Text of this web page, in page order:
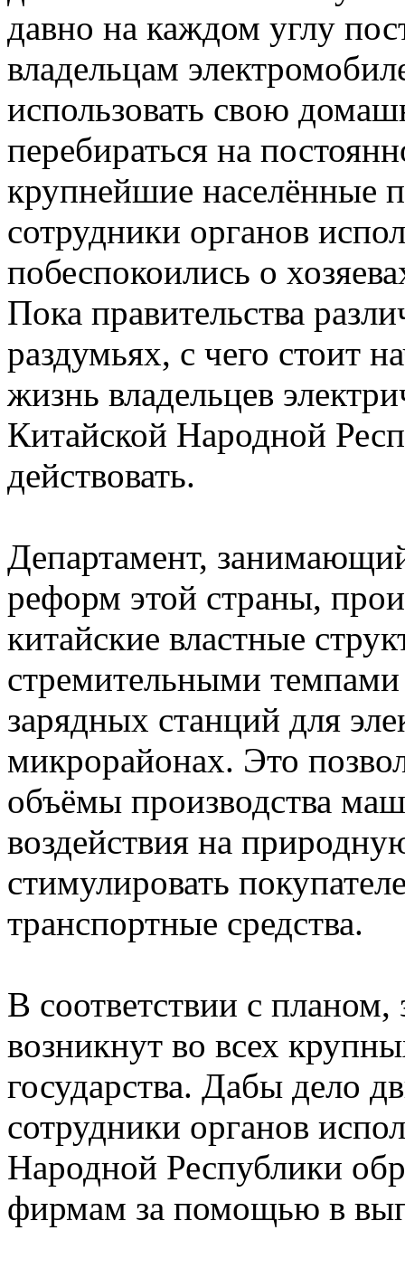
давно на каждом углу
владельцам
использовать свою
перебираться на
крупнейшие населённые
сотрудники органов
побеспокоились о
Пока правительства
раздумьях, с чего стоит
жизнь владельцев
Китайской Народной
действовать.
Департамент,
реформ этой страны,
китайские властные
стремительными темпами
зарядных станций для
микрорайонах. Это
объёмы производства
воздействия на
стимулировать
транспортные средства.
В соответствии с
возникнут во всех
государства. Дабы дело
сотрудники органов
Народной Республики
фирмам за помощью в